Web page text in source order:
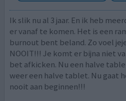
Ik slik nu al 3 jaar. En ik heb
er vanaf te komen. Het is een
burnout bent beland. Zo voel
NOOIT!!! Je komt er bijna niet
bet afkicken. Nu een halve
weer een halve tablet. Nu gaat
nooit aan beginnen!!!